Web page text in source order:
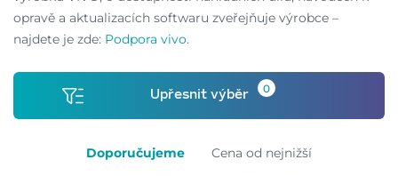
opravě a aktualizacích softwaru zveřejňuje výrobce –
najdete je zde: Podpora vivo.
Upřesnit výběr 0
Doporučujeme
Cena od nejnižší